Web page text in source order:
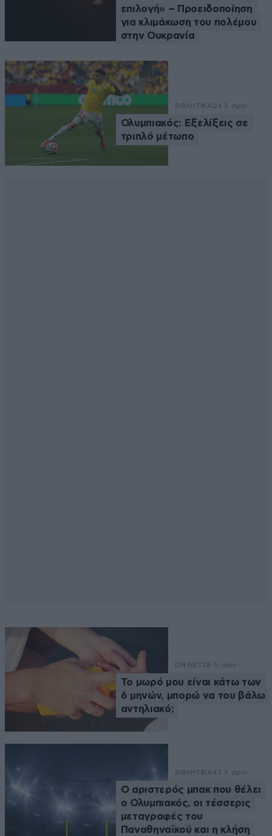
επιλογή» – Προειδοποίηση
για κλιμάκωση του πολέμου
στην Ουκρανία
ΑΘΛΗΤΙΚΑ24 λ. πριν
Ολυμπιακός: Εξελίξεις σε
τριπλό μέτωπο
ON NET38 λ. πριν
Το μωρό μου είναι κάτω των
6 μηνών, μπορώ να του βάλω
αντηλιακό;
ΑΘΛΗΤΙΚΑ47 λ. πριν
Ο αριστερός μπακ που θέλει
ο Ολυμπιακός, οι τέσσερις
μεταγραφές του
Παναθηναϊκού και η κλήση